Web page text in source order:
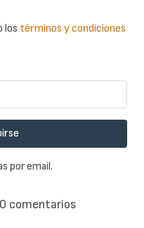
comentarios
los términos y condiciones
por email.